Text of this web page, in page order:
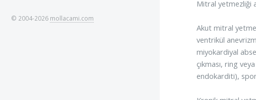
Mitral yetmezliği
Akut mitral
ventrikül
miyokardiyal
çıkması, ring
endokarditi),
© 2004-2026 mollacami.com